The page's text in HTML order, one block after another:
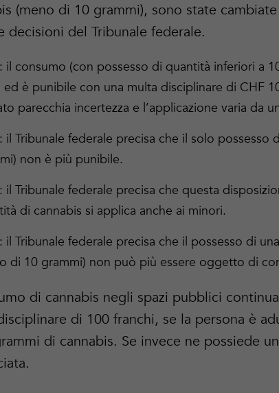
(meno di 10 grammi), sono state
decisioni del Tribunale federale.
il consumo (con possesso di quantità inferiori a
ed è punibile con una multa disciplinare di CHF
parecchia incertezza e l’applicazione varia da
il Tribunale federale precisa che il solo possesso
non è più punibile.
il Tribunale federale precisa che questa
di cannabis si applica anche ai minori.
il Tribunale federale precisa che il possesso di
di 10 grammi) non può più essere oggetto di
di cannabis negli spazi pubblici
di 100 franchi, se la persona è
di cannabis. Se invece ne possiede